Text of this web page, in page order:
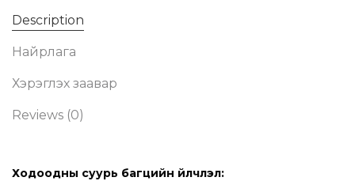
Description
Найрлага
Хэрэглэх заавар
Reviews (0)
Ходоодны суурь багцийн үйлчлэл: